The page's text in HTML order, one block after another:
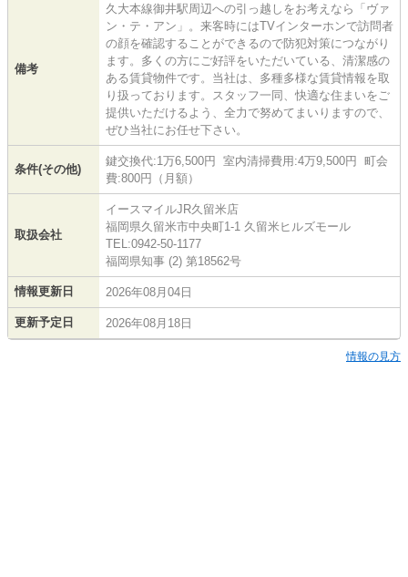
備考
久大本線御井駅周辺への引っ越しをお考えなら「ヴァ
ン・テ・アン」。来客時にはTVインターホンで訪問者
の顔を確認することができるので防犯対策につながり
ます。多くの方にご好評をいただいている、清潔感の
ある賃貸物件です。当社は、多種多様な賃貸情報を取
り扱っております。スタッフ一同、快適な住まいをご
提供いただけるよう、全力で努めてまいりますので、
ぜひ当社にお任せ下さい。
条件(その他)
鍵交換代:1万6,500円 室内清掃費用:4万9,500円 町会
費:800円（月額）
取扱会社
イースマイルJR久留米店
福岡県久留米市中央町1-1 久留米ヒルズモール
TEL:0942-50-1177
福岡県知事 (2) 第18562号
情報更新日 2026年08月04日
更新予定日 2026年08月18日
情報の見方